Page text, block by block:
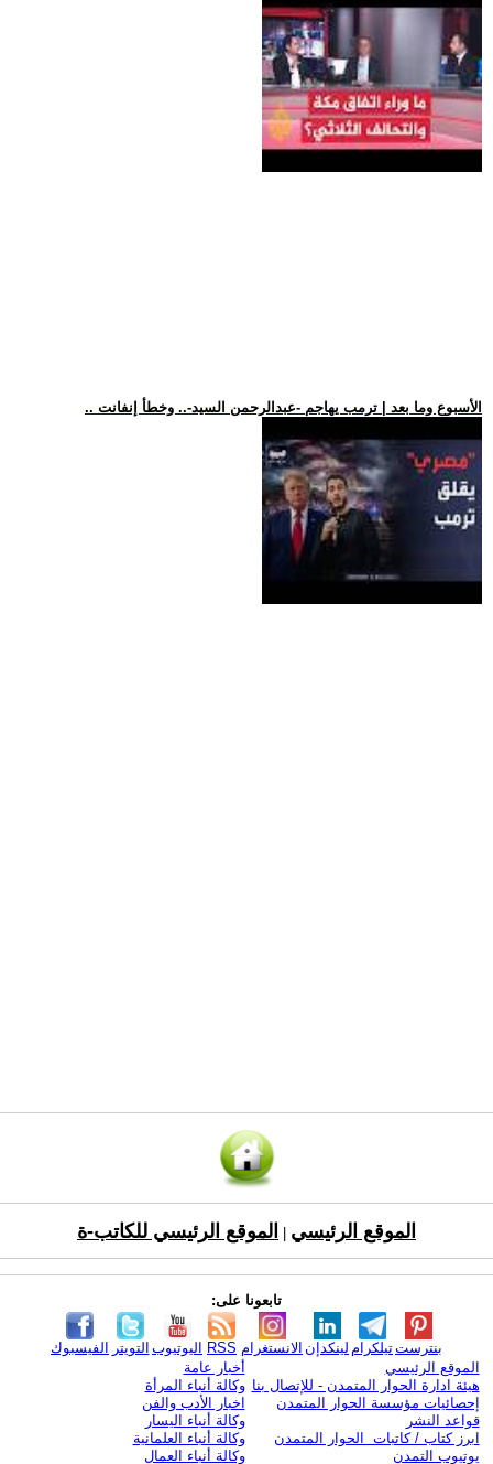
.. الأسبوع وما بعد | ترمب يهاجم -عبدالرحمن السيد-.. وخطأ إنفانت
الموقع الرئيسي الموقع الرئيسي للكاتب-ة
تابعونا على:
الفيسبوك التويتر اليوتيوب RSS الانستغرام لينكدإن تيلكرامبنترست
الموقع الرئيسي
هيئة ادارة الحوار المتمدن - للإتصال بنا
إحصائيات مؤسسة الحوار المتمدن
قواعد النشر
ابرز كتاب / كاتبات الحوار المتمدن
يوتيوب التمدن
أخبار عامة
وكالة أنباء المرأة
اخبار الأدب والفن
وكالة أنباء اليسار
وكالة أنباء العلمانية
وكالة أنباء العمال